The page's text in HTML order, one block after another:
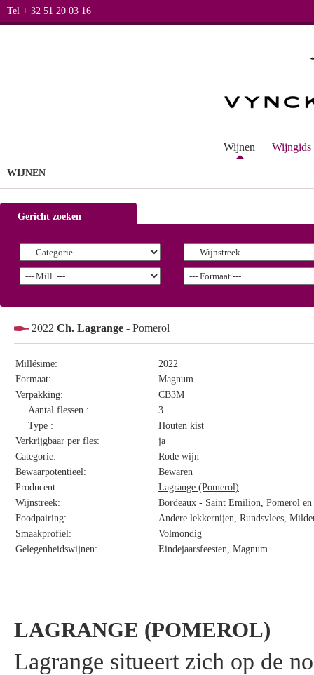
Tel + 32 51 20 03 16
Wijnen Wijngids
WIJNEN
Gericht zoeken
2022 Ch. Lagrange - Pomerol
Millésime:
2022
Formaat:
Magnum
Verpakking:
CB3M
Aantal flessen :
3
Type :
Houten kist
Verkrijgbaar per fles:
ja
Categorie:
Rode wijn
Bewaarpotentieel:
Bewaren
Producent:
Lagrange (Pomerol)
Wijnstreek:
Bordeaux - Saint Emilion, Pomerol en
Foodpairing:
Andere lekkernijen, Rundsvlees,
Smaakprofiel:
Volmondig
Gelegenheidswijnen:
Eindejaarsfeesten, Magnum
LAGRANGE (POMEROL)
Lagrange situeert zich op de